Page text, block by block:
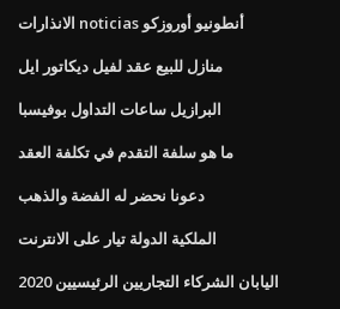
الانذارات noticias أنطونيو أوروزكو
منازل للبيع عقد لفيل ديكاتور ايل
البرازيل ساعات التداول بوفيسبا
ما هو سلفة التقدم في تكلفة العقد
دعونا نحضر له الفضة والذهب
الملكية الدولة تيار على الانترنت
اليابان الشركاء التجاريين الرئيسيين 2020